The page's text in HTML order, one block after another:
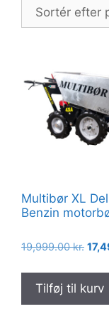
Multibør XL
Benzin
19,999.00kr. Den
pris
var:
Tilføj til kurv